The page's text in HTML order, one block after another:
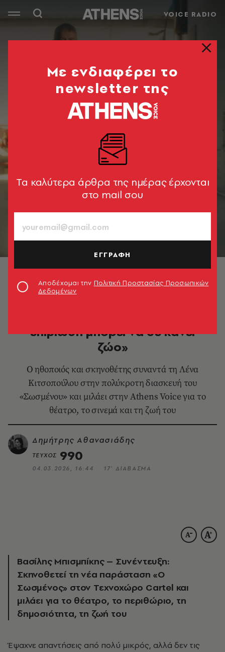
VOICE RADIO
© Τάσος Ανέστης
επιβίωση μπορεί να σε κάνει
ζώο»
Ο ηθοποιός και σκηνοθέτης συναντά τη Λένα
Κιτσοπούλου στην πολύκροτη διασκευή του
«Σωσμένου» και μιλάει στην Athens Voice για το
θέατρο, το σινεμά και τη ζωή του
Δημήτρης Αθανασιάδης
ΤΕΥΧΟΣ 990
04.03.2026, 16:44 17’ ΔΙΑΒΑΣΜΑ
Βασίλης Μπισμπίκης – Συνέντευξη:
Σκηνοθετεί τη νέα παράσταση «Ο
Σωσμένος» στον Τεχνοχώρο Cartel και
μιλάει για το θέατρο, το περιθώριο, τη
δημοσιότητα, τη ζωή του
Έψαχνε απαντήσεις από πολύ μικρός, αλλά δεν τις
Mε ενδιαφέρει το
newsletter της
Tα καλύτερα άρθρα της ημέρας έρχονται
στο mail σου
ΕΓΓΡΑΦΗ
Αποδέχομαι την Πολιτική Προστασίας Προσωπικών
Δεδομένων